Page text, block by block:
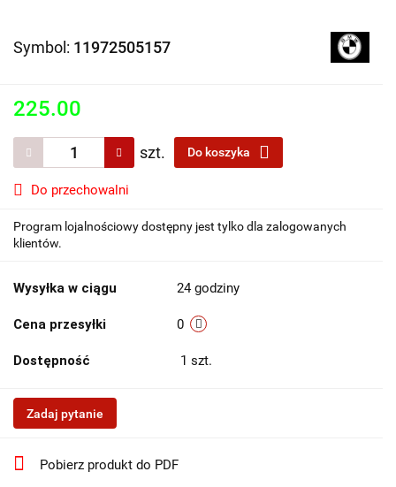
Symbol: 11972505157
225.00
szt. Do koszyka
Do przechowalni
Program lojalnościowy dostępny jest tylko dla zalogowanych
klientów.
Wysyłka w ciągu 24 godziny
Cena przesyłki 0
Dostępność 1 szt.
Zadaj pytanie
Pobierz produkt do PDF